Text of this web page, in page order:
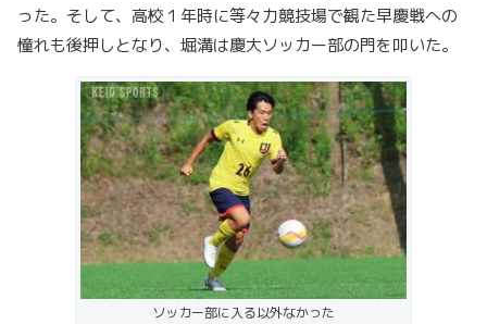
った。そして、高校１年時に等々力競技場で観た早慶戦への
憧れも後押しとなり、堀溝は慶大ソッカー部の門を叩いた。
ソッカー部に入る以外なかった